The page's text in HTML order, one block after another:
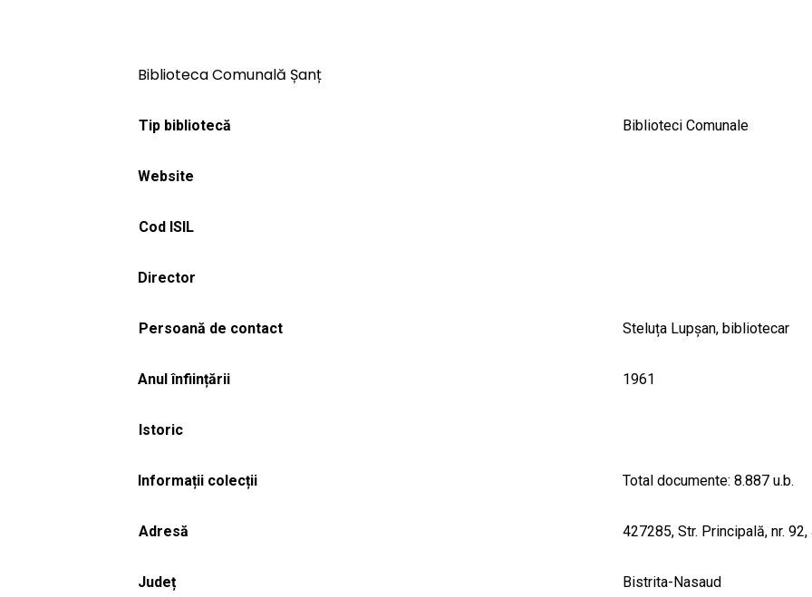
Biblioteca Comunală Șanț
Tip bibliotecă Biblioteci Comunale
Website
Cod ISIL
Director
Persoană de contact Steluța Lupșan, bibliotecar
Anul înființării 1961
Istoric
Informații colecții Total documente: 8.887 u.b.
Adresă 427285, Str. Principală, nr. 92,
Județ Bistrita-Nasaud